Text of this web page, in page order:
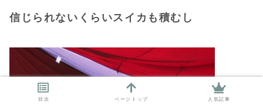
信じられないくらいスイカも積むし
目次 ページトップ 人気記事